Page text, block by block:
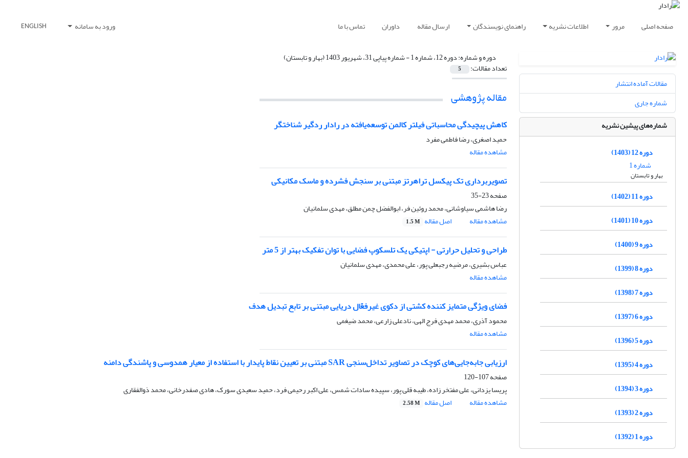
صفحه اصلی مرور اطلاعات نشریه راهنمای نویسندگان ارسال مقاله داوران تماس با ما ورود به سامانه ENGLISH
دوره و شماره:دوره 12، شماره 1 - شماره پیاپی 31، شهریور 1403 (بهار و تابستان)
تعداد مقالات: 5
مقاله پژوهشی
کاهش پیچیدگی محاسباتی فیلتر کالمن توسعه‌یافته در رادار ردگیر شناختگر
حمید اصغری، رضا فاطمی مفرد
مشاهده مقاله
تصویربرداری تک پیکسل تراهرتز مبتنی بر سنجش فشرده و ماسک مکانیکی
صفحه23-35
رضا هاشمی سیاوشانی، محمد روئین فر، ابوالفضل چمن مطلق، مهدی سلمانیان
مشاهده مقاله
اصل مقاله 1.5 M
طراحی و تحلیل حرارتی - اپتیکی یک تلسکوپ فضایی با توان تفکیک بهتر از 5 متر
عباس بشیری، مرضیه رجبعلی پور، علی محمدی، مهدی سلمانیان
مشاهده مقاله
فضا‌ی ویژگی متمایز کننده‌ کشتی از دکوی غیرفعّال دریایی مبتنی بر تابع تبدیل هدف
محمود آذری، محمد مهدی فرج الهی، نادعلی زارعی، محمد ضیغمی
مشاهده مقاله
ارزیابی جابه‌جایی‌های کوچک در تصاویر تداخل‌سنجی SAR مبتنی بر تعیین نقاط پایدار با استفاده از معیار همدوسی و پاشندگی دامنه
صفحه107-120
پریسا یزدانی، علی مفتخر زاده، طیبه قلی پور، سپیده سادات شمس، علی اکبر رحیمی فرد، حمید سعیدی سورک، هادی صفدرخانی، محمد ذوالفقاری
مشاهده مقاله
اصل مقاله 2.58 M
مقالات آماده انتشار
شماره جاری
شماره‌های پیشین نشریه
دوره 12 (1403)
شماره 1
بهار و تابستان
دوره 11 (1402)
دوره 10 (1401)
دوره 9 (1400)
دوره 8 (1399)
دوره 7 (1398)
دوره 6 (1397)
دوره 5 (1396)
دوره 4 (1395)
دوره 3 (1394)
دوره 2 (1393)
دوره 1 (1392)